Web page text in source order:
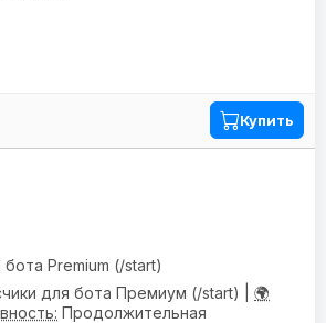
Купить
Premium (/start)
для бота Премиум (/start) | 🌍
Продолжительная